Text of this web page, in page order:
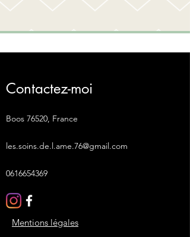
Contactez-moi
Boos 76520, France
les.soins.de.l.ame.76@gmail.com
0616654369
Mentions légales